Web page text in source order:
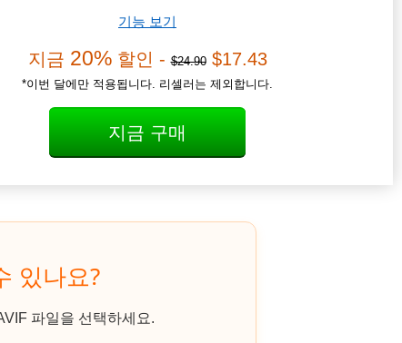
기능 보기
지금 20%할인 -$24.90$17.43
*이번 달에만 적용됩니다. 리셀러는 제외합니다.
지금 구매
있나요?
파일을 선택하세요.